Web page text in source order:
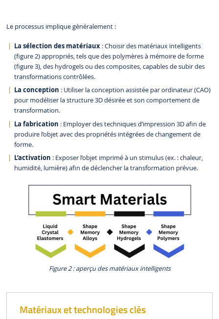
Le processus implique généralement :
La sélection des matériaux: Choisir des matériaux intelligents
(figure 2) appropriés, tels que des polymères à mémoire de forme
(figure 3), des hydrogels ou des composites, capables de subir des
transformations contrôlées.
La conception : Utiliser la conception assistée par ordinateur (CAO)
pour modéliser la structure 3D désirée et son comportement de
transformation.
La fabrication : Employer des techniques d’impression 3D afin de
produire l’objet avec des propriétés intégrées de changement de
forme.
L’activation : Exposer l’objet imprimé à un stimulus (ex. : chaleur,
humidité, lumière) afin de déclencher la transformation prévue.
Figure 2 : aperçu des matériaux intelligents
Matériaux et technologies clés